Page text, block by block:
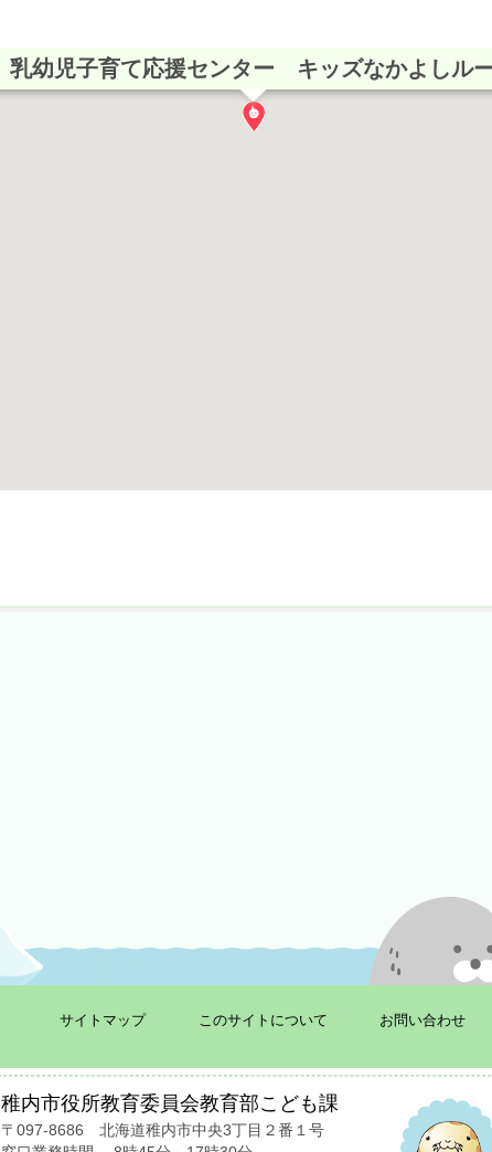
乳幼児子育て応援センター キッズなかよしル
サイトマップ このサイトについて お問い合わせ
稚内市役所教育委員会教育部こども課
〒097-8686 北海道稚内市中央3丁目２番１号